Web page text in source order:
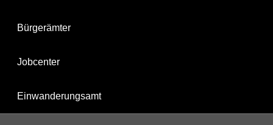
Bürgerämter
Jobcenter
Einwanderungsamt